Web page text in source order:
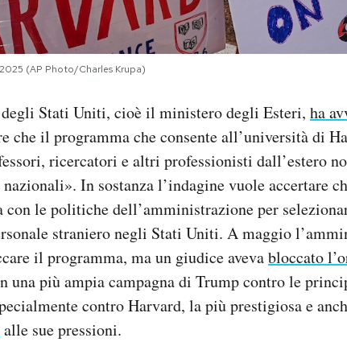
(AP Photo/Charles Krupa)
Stati Uniti, cioè il ministero degli Esteri, ha
che il programma che consente all’università di
ricercatori e altri professionisti dall’estero
In sostanza l’indagine vuole accertare
le politiche dell’amministrazione per
straniero negli Stati Uniti. A maggio
il programma, ma un giudice avevabloccato
una più ampia campagna di Trump contro le
contro Harvard, la più prestigiosa e
alle sue pressioni.